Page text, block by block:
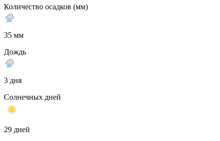
Количество осадков (мм)
35 мм
Дождь
3 дня
Солнечных дней
29 дней